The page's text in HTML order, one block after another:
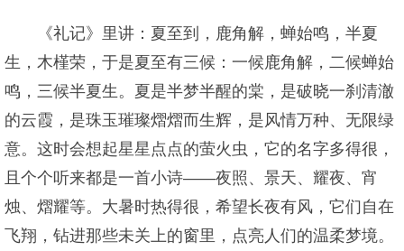
《礼记》里讲：夏至到，鹿角解，蝉始鸣，半夏
生，木槿荣，于是夏至有三候：一候鹿角解，二候蝉始
鸣，三候半夏生。夏是半梦半醒的棠，是破晓一刹清澈
的云霞，是珠玉璀璨熠熠而生辉，是风情万种、无限绿
意。这时会想起星星点点的萤火虫，它的名字多得很，
且个个听来都是一首小诗——夜照、景天、耀夜、宵
烛、熠耀等。大暑时热得很，希望长夜有风，它们自在
飞翔，钻进那些未关上的窗里，点亮人们的温柔梦境。